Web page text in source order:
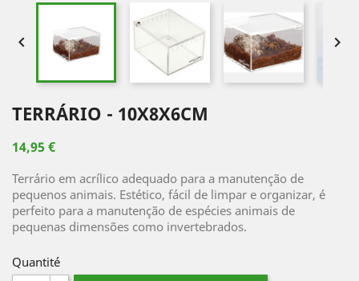
 
TERRÁRIO - 10X8X6CM
14,95 €
Terrário em acrílico adequado para a manutenção de
pequenos animais. Estético, fácil de limpar e organizar, é
perfeito para a manutenção de espécies animais de
pequenas dimensões como invertebrados.
Quantité